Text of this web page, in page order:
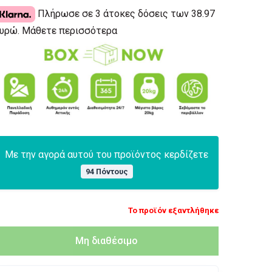
Πλήρωσε σε 3 άτοκες δόσεις των 38.97
Μάθετε περισσότερα
Με την αγορά αυτού του προϊόντος κερδίζετε
94 Πόντους
Το προϊόν εξαντλήθηκε
Μη διαθέσιμο